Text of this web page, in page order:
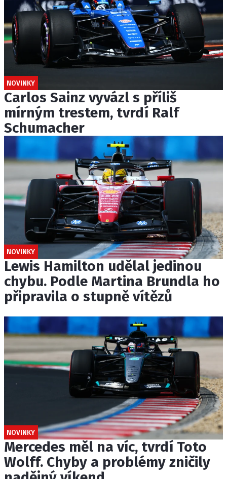
NOVINKY
Carlos Sainz vyvázl s příliš
mírným trestem, tvrdí Ralf
Schumacher
NOVINKY
Lewis Hamilton udělal jedinou
chybu. Podle Martina Brundla ho
připravila o stupně vítězů
NOVINKY
Mercedes měl na víc, tvrdí Toto
Wolff. Chyby a problémy zničily